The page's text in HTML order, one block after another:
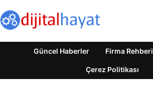
Güncel Haberler Firma Rehberi
Çerez Politikası